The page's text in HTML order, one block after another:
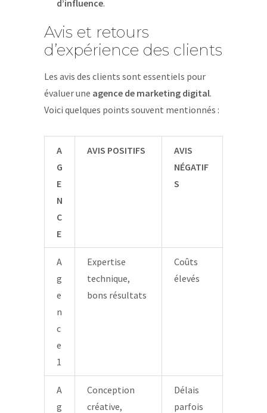
d’influence.
Avis et retours
d’expérience des clients
Les avis des clients sont essentiels pour
évaluer une agence de marketing digital.
Voici quelques points souvent mentionnés :
A
G
E
N
C
E
AVIS POSITIFS
AVIS
NÉGATIF
S
A
g
e
n
c
e
1
Expertise
technique,
bons résultats
Coûts
élevés
A
g
Conception
créative,
Délais
parfois